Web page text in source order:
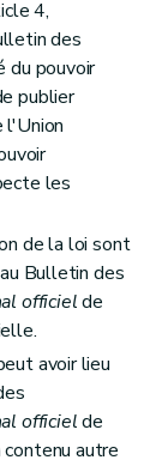
4,
des
du pouvoir
publier
l'Union
les
de la loi sont
Bulletin des
officielde
avoir lieu
officielde
autre